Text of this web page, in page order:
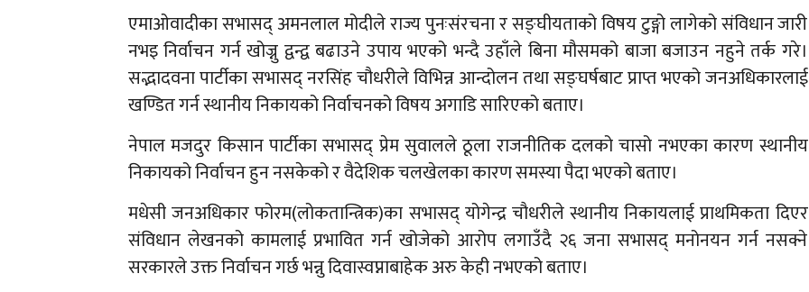
एमाओवादीका सभासद् अमनलाल मोदीले राज्य पुनःसंरचना र सङ्घीयताको विषय टुङ्गो लागेको संविधान जारी
नभइ निर्वाचन गर्न खोज्नु द्वन्द्व बढाउने उपाय भएको भन्दै उहाँले बिना मौसमको बाजा बजाउन नहुने तर्क गरे।
सद्भादवना पार्टीका सभासद् नरसिंह चौधरीले विभिन्न आन्दोलन तथा सङ्घर्षबाट प्राप्त भएको जनअधिकारलाई
खण्डित गर्न स्थानीय निकायको निर्वाचनको विषय अगाडि सारिएको बताए।
नेपाल मजदुर किसान पार्टीका सभासद् प्रेम सुवालले ठूला राजनीतिक दलको चासो नभएका कारण स्थानीय
निकायको निर्वाचन हुन नसकेको र वैदेशिक चलखेलका कारण समस्या पैदा भएको बताए।
मधेसी जनअधिकार फोरम(लोकतान्त्रिक)का सभासद् योगेन्द्र चौधरीले स्थानीय निकायलाई प्राथमिकता दिएर
संविधान लेखनको कामलाई प्रभावित गर्न खोजेको आरोप लगाउँदै २६ जना सभासद् मनोनयन गर्न नसक्ने
सरकारले उक्त निर्वाचन गर्छ भन्नु दिवास्वप्नाबाहेक अरु केही नभएको बताए।